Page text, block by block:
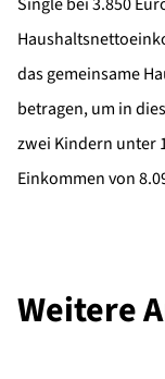
das gemeinsame
betragen, um in
zwei Kindern unter
Einkommen von
Weitere